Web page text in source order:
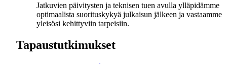
Jatkuvien päivitysten ja teknisen tuen avulla ylläpidämme
optimaalista suorituskykyä julkaisun jälkeen ja vastaamme
yleisösi kehittyviin tarpeisiin.
Tapaustutkimukset